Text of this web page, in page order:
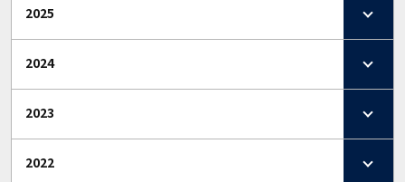
2025
2024
2023
2022